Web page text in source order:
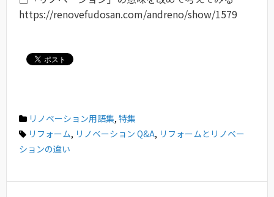
https://renovefudosan.com/andreno/show/1579
リノベーション用語集, 特集
リフォーム, リノベーション Q&A, リフォームとリノベー
ションの違い